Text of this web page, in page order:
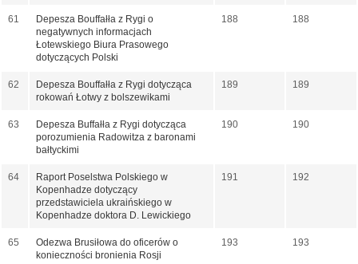
61
Depesza Bouffałła z Rygi o
negatywnych informacjach
Łotewskiego Biura Prasowego
dotyczących Polski
188 188
62
Depesza Bouffałła z Rygi dotycząca
rokowań Łotwy z bolszewikami
189 189
63
Depesza Buffałła z Rygi dotycząca
porozumienia Radowitza z baronami
bałtyckimi
190 190
64
Raport Poselstwa Polskiego w
Kopenhadze dotyczący
przedstawiciela ukraińskiego w
Kopenhadze doktora D. Lewickiego
191 192
65
Odezwa Brusiłowa do oficerów o
konieczności bronienia Rosji
193 193